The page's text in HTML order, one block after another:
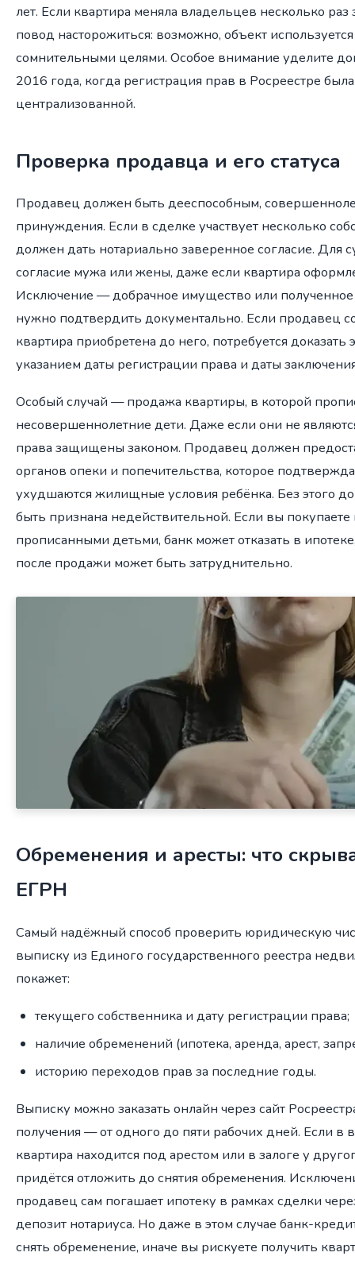
лет. Если квартира меняла владельцев несколько раз
повод насторожиться: возможно, объект
сомнительными целями. Особое внимание уделите
2016 года, когда регистрация прав в Росреестре
централизованной.
Проверка продавца и его статуса
Продавец должен быть дееспособным,
принуждения. Если в сделке участвует несколько
должен дать нотариально заверенное согласие. Для
согласие мужа или жены, даже если квартира
Исключение — добрачное имущество или полученное
нужно подтвердить документально. Если продавец
квартира приобретена до него, потребуется
указанием даты регистрации права и даты
Особый случай — продажа квартиры, в которой
несовершеннолетние дети. Даже если они не
права защищены законом. Продавец должен
органов опеки и попечительства, которое
ухудшаются жилищные условия ребёнка. Без этого
быть признана недействительной. Если вы покупаете
прописанными детьми, банк может отказать в
после продажи может быть затруднительно.
Обременения и аресты: что
ЕГРН
Самый надёжный способ проверить юридическую
выписку из Единого государственного реестра
покажет:
текущего собственника и дату регистрации права;
наличие обременений (ипотека, аренда, арест,
историю переходов прав за последние годы.
Выписку можно заказать онлайн через сайт
получения — от одного до пяти рабочих дней. Если в
квартира находится под арестом или в залоге у
придётся отложить до снятия обременения.
продавец сам погашает ипотеку в рамках сделки
депозит нотариуса. Но даже в этом случае банк-
снять обременение, иначе вы рискуете получить